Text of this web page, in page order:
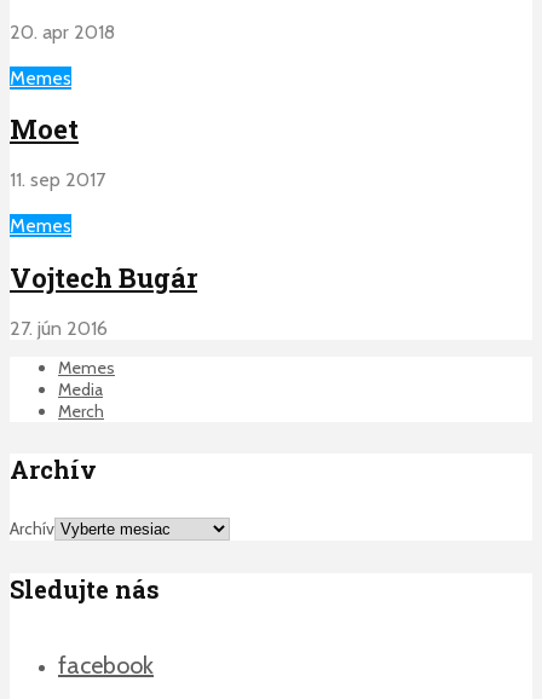
20. apr 2018
Memes
Moet
11. sep 2017
Memes
Vojtech Bugár
27. jún 2016
Memes
Media
Merch
Archív
Archív
Sledujte nás
facebook